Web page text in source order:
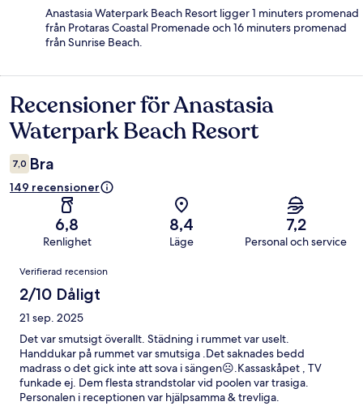
Anastasia Waterpark Beach Resort ligger 1 minuters promenad
från Protaras Coastal Promenade och 16 minuters promenad
från Sunrise Beach.
Recensioner
Recensioner för Anastasia
Waterpark Beach Resort
7,0 Bra
149 recensioner
6,8
Renlighet
8,4
Läge
7,2
Personal och service
Recensioner
Verifierad recension
2/10 Dåligt
21 sep. 2025
Det var smutsigt överallt. Städning i rummet var uselt.
Handdukar på rummet var smutsiga .Det saknades bedd
madrass o det gick inte att sova i sängen☹️.Kassaskåpet , TV
funkade ej. Dem flesta strandstolar vid poolen var trasiga.
Personalen i receptionen var hjälpsamma & trevliga.